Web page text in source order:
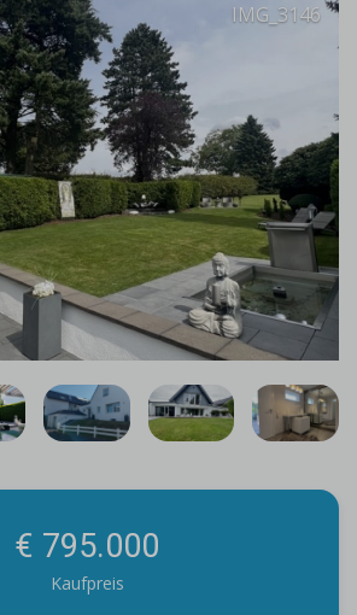
IMG_3146
€ 795.000
Kaufpreis